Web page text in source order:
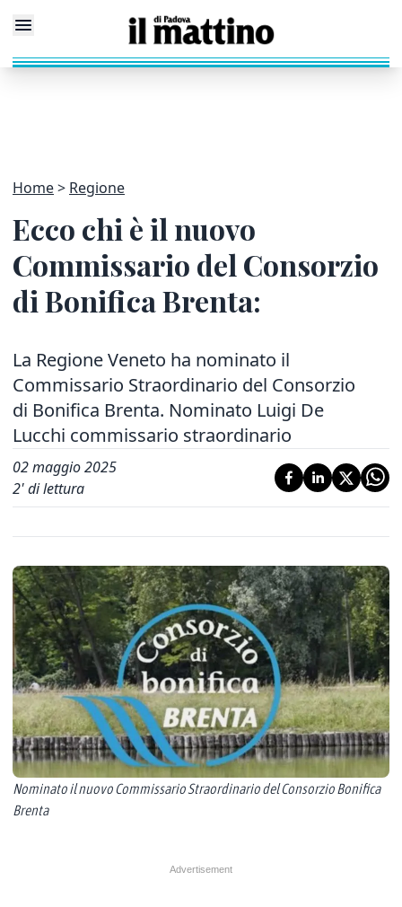
Home Regione
Ecco chi è il nuovo
Commissario del Consorzio
di Bonifica Brenta:
La Regione Veneto ha nominato il
Commissario Straordinario del Consorzio
di Bonifica Brenta. Nominato Luigi De
Lucchi commissario straordinario
02 maggio 2025
2' di lettura
Nominato il nuovo Commissario Straordinario del Consorzio Bonifica
Brenta